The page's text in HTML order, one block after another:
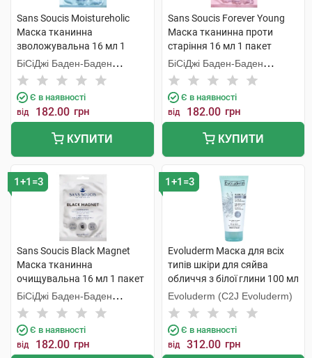
Sans Soucis Moistureholic
Маска тканинна
зволожувальна 16 мл 1
пакет
БіСіДжі Баден-Баден
Косметікс Груп Гмбх
Є в наявності
від 182.00 грн
КУПИТИ
Sans Soucis Forever Young
Маска тканинна проти
старіння 16 мл 1 пакет
БіСіДжі Баден-Баден
Косметікс Груп Гмбх
Є в наявності
від 182.00 грн
КУПИТИ
1+1=3
Sans Soucis Black Magnet
Маска тканинна
очищувальна 16 мл 1 пакет
БіСіДжі Баден-Баден
Косметікс Груп Гмбх
Є в наявності
від 182.00 грн
1+1=3
Evoluderm Маска для всіх
типів шкіри для сяйва
обличчя з білої глини 100 мл
1 туба
Evoluderm (C2J Evoluderm)
Є в наявності
від 312.00 грн